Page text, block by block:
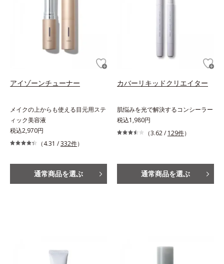
アイゾーンチューナー
メイクの上からも使える目元用ステ
ィック美容液
税込2,970円
（4.31 /332件）
通常商品を選ぶ
カバーリキッドクリエイター
肌悩みを光で解決するコンシーラー
税込1,980円
（3.62 / 129件）
通常商品を選ぶ